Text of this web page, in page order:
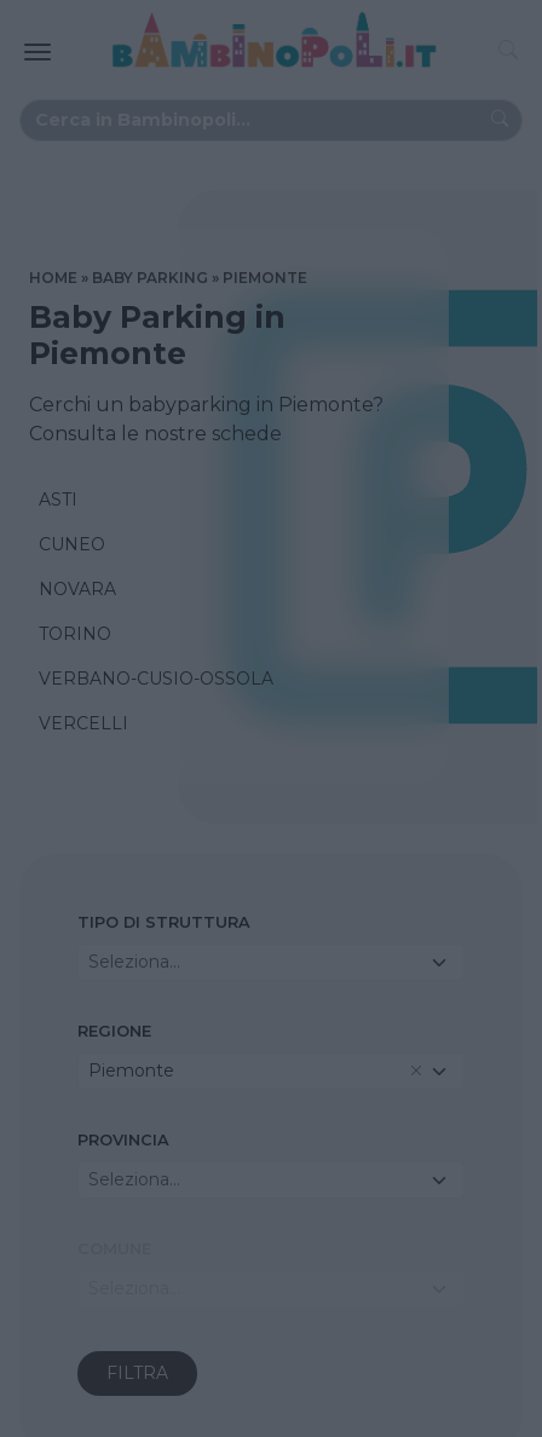
HOME BABY PARKING PIEMONTE
Baby Parking in
Piemonte
Cerchi un babyparking in Piemonte?
Consulta le nostre schede
ASTI
CUNEO
NOVARA
TORINO
VERBANO-CUSIO-OSSOLA
VERCELLI
TIPO DI STRUTTURA
Seleziona...
REGIONE
Piemonte
PROVINCIA
Seleziona...